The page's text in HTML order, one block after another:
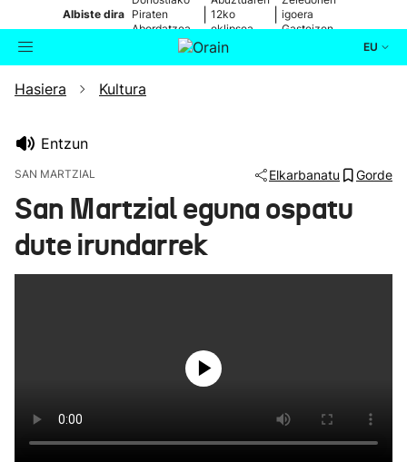
Albiste dira Piraten
Abordatzea
12ko
eklipsea
igoera
Gasteizen
EU
Bilatzailea
Ikusmiran
Hasiera Kultura
Entzun
SAN MARTZIAL Elkarbanatu Gorde
San Martzial eguna ospatu
dute irundarrek